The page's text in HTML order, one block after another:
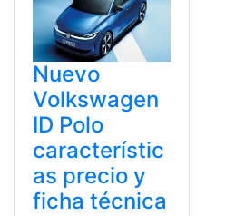
Nuevo
Volkswagen
ID Polo
característic
as precio y
ficha técnica